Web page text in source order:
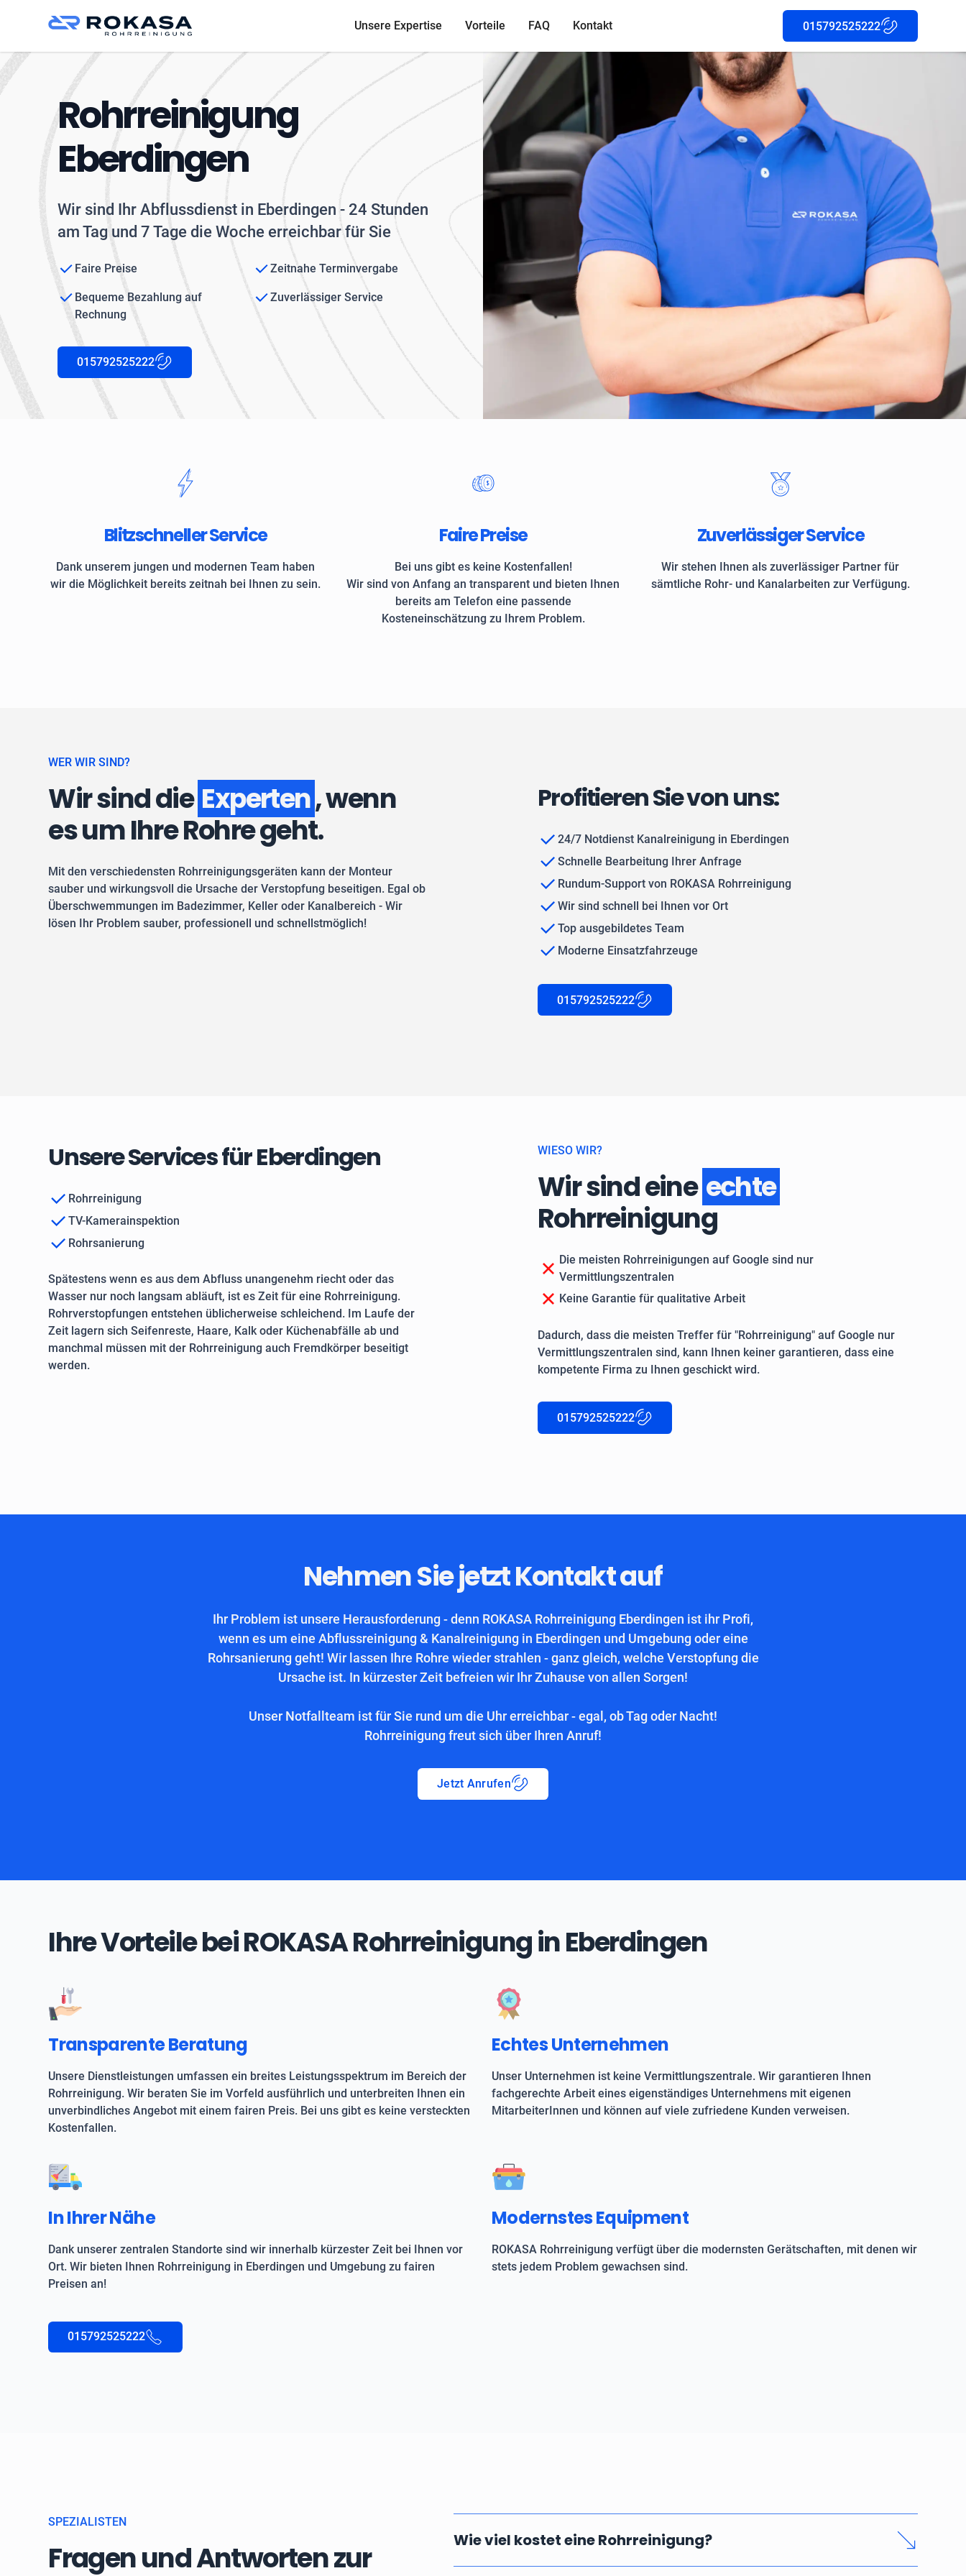
Unsere Expertise Vorteile FAQ Kontakt 015792525222
Rohrreinigung
Eberdingen
Wir sind Ihr Abflussdienst in Eberdingen - 24 Stunden
am Tag und 7 Tage die Woche erreichbar für Sie
Faire Preise Zeitnahe Terminvergabe
Bequeme Bezahlung auf
Rechnung
Zuverlässiger Service
015792525222
Blitzschneller Service
Dank unserem jungen und modernen Team haben
wir die Möglichkeit bereits zeitnah bei Ihnen zu sein.
Faire Preise
Bei uns gibt es keine Kostenfallen!
Wir sind von Anfang an transparent und bieten Ihnen
bereits am Telefon eine passende
Kosteneinschätzung zu Ihrem Problem.
Zuverlässiger Service
Wir stehen Ihnen als zuverlässiger Partner für
sämtliche Rohr- und Kanalarbeiten zur Verfügung.
WER WIR SIND?
Wir sind die Experten, wenn
es um Ihre Rohre geht.
Mit den verschiedensten Rohrreinigungsgeräten kann der Monteur
sauber und wirkungsvoll die Ursache der Verstopfung beseitigen. Egal ob
Überschwemmungen im Badezimmer, Keller oder Kanalbereich - Wir
lösen Ihr Problem sauber, professionell und schnellstmöglich!
Profitieren Sie von uns:
24/7 Notdienst Kanalreinigung in Eberdingen
Schnelle Bearbeitung Ihrer Anfrage
Rundum-Support von ROKASA Rohrreinigung
Wir sind schnell bei Ihnen vor Ort
Top ausgebildetes Team
Moderne Einsatzfahrzeuge
015792525222
Unsere Services für Eberdingen
Rohrreinigung
TV-Kamerainspektion
Rohrsanierung
Spätestens wenn es aus dem Abfluss unangenehm riecht oder das
Wasser nur noch langsam abläuft, ist es Zeit für eine Rohrreinigung.
Rohrverstopfungen entstehen üblicherweise schleichend. Im Laufe der
Zeit lagern sich Seifenreste, Haare, Kalk oder Küchenabfälle ab und
manchmal müssen mit der Rohrreinigung auch Fremdkörper beseitigt
werden.
WIESO WIR?
Wir sind eine echte
Rohrreinigung
Die meisten Rohrreinigungen auf Google sind nur
Vermittlungszentralen
Keine Garantie für qualitative Arbeit
Dadurch, dass die meisten Treffer für "Rohrreinigung" auf Google nur
Vermittlungszentralen sind, kann Ihnen keiner garantieren, dass eine
kompetente Firma zu Ihnen geschickt wird.
015792525222
Nehmen Sie jetzt Kontakt auf
Ihr Problem ist unsere Herausforderung - denn ROKASA Rohrreinigung Eberdingen ist ihr Profi,
wenn es um eine Abflussreinigung & Kanalreinigung in Eberdingen und Umgebung oder eine
Rohrsanierung geht! Wir lassen Ihre Rohre wieder strahlen - ganz gleich, welche Verstopfung die
Ursache ist. In kürzester Zeit befreien wir Ihr Zuhause von allen Sorgen!
Unser Notfallteam ist für Sie rund um die Uhr erreichbar - egal, ob Tag oder Nacht!
Rohrreinigung freut sich über Ihren Anruf!
Jetzt Anrufen
Ihre Vorteile bei ROKASA Rohrreinigung in Eberdingen
Transparente Beratung
Unsere Dienstleistungen umfassen ein breites Leistungsspektrum im Bereich der
Rohrreinigung. Wir beraten Sie im Vorfeld ausführlich und unterbreiten Ihnen ein
unverbindliches Angebot mit einem fairen Preis. Bei uns gibt es keine versteckten
Kostenfallen.
Echtes Unternehmen
Unser Unternehmen ist keine Vermittlungszentrale. Wir garantieren Ihnen
fachgerechte Arbeit eines eigenständiges Unternehmens mit eigenen
MitarbeiterInnen und können auf viele zufriedene Kunden verweisen.
In Ihrer Nähe
Dank unserer zentralen Standorte sind wir innerhalb kürzester Zeit bei Ihnen vor
Ort. Wir bieten Ihnen Rohrreinigung in Eberdingen und Umgebung zu fairen
Preisen an!
Modernstes Equipment
ROKASA Rohrreinigung verfügt über die modernsten Gerätschaften, mit denen wir
stets jedem Problem gewachsen sind.
015792525222
SPEZIALISTEN
Fragen und Antworten zur
Wie viel kostet eine Rohrreinigung?